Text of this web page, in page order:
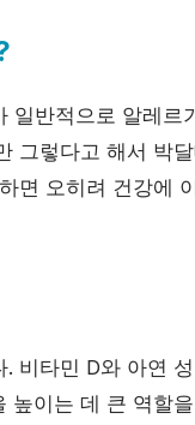
반적으로 알레르
그렇다고 해서 박
면 오히려 건강에
비타민 D와 아연
이는 데 큰 역할